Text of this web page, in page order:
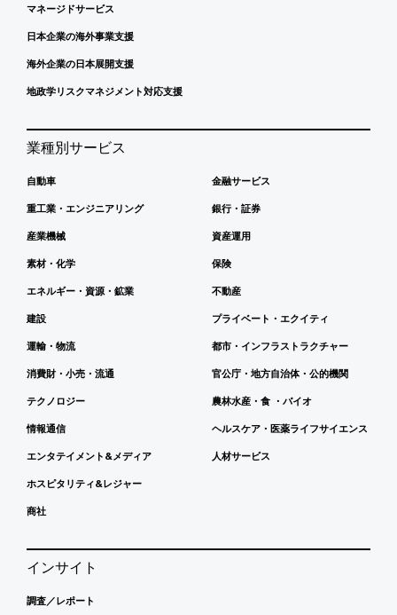
マネージドサービス
日本企業の海外事業支援
海外企業の日本展開支援
地政学リスクマネジメント対応支援
業種別サービス
自動車
重工業・エンジニアリング
産業機械
素材・化学
エネルギー・資源・鉱業
建設
運輸・物流
消費財・小売・流通
テクノロジー
情報通信
エンタテイメント&メディア
ホスピタリティ&レジャー
商社
金融サービス
銀行・証券
資産運用
保険
不動産
プライベート・エクイティ
都市・インフラストラクチャー
官公庁・地方自治体・公的機関
農林水産・食 ・バイオ
ヘルスケア・医薬ライフサイエンス
人材サービス
インサイト
調査／レポート